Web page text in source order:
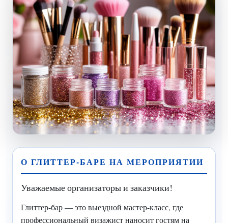
О ГЛИТТЕР-БАРЕ НА МЕРОПРИЯТИИ
Уважаемые организаторы и заказчики!
Глиттер-бар — это выездной мастер-класс, где
профессиональный визажист наносит гостям на